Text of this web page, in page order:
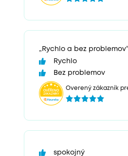
„Rychlo a bez problemov“
Rychlo
Bez problemov
Overený zákazník
spokojný